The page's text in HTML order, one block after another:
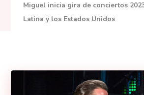
Miguel inicia gira de conciertos
Latina y los Estados Unidos